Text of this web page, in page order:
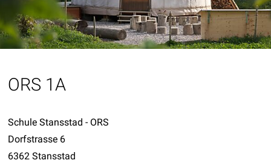
ORS 1A
Adresse
Schule Stansstad - ORS
Dorfstrasse 6
6362 Stansstad